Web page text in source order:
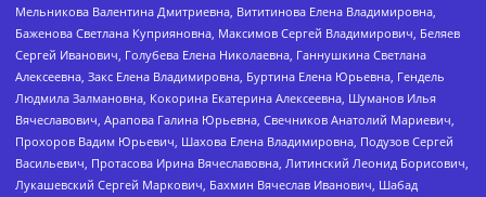
Мельникова Валентина Дмитриевна, Вититинова Елена Владимировна,
Баженова Светлана Куприяновна, Максимов Сергей Владимирович, Беляев
Сергей Иванович, Голубева Елена Николаевна, Ганнушкина Светлана
Алексеевна, Закс Елена Владимировна, Буртина Елена Юрьевна, Гендель
Людмила Залмановна, Кокорина Екатерина Алексеевна, Шуманов Илья
Вячеславович, Арапова Галина Юрьевна, Свечников Анатолий Мариевич,
Прохоров Вадим Юрьевич, Шахова Елена Владимировна, Подузов Сергей
Васильевич, Протасова Ирина Вячеславовна, Литинский Леонид Борисович,
Лукашевский Сергей Маркович, Бахмин Вячеслав Иванович, Шабад